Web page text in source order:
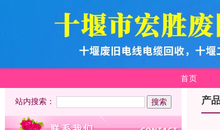
首页
站内搜索： 产